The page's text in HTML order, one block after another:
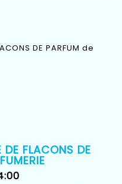
DE FLACONS DE